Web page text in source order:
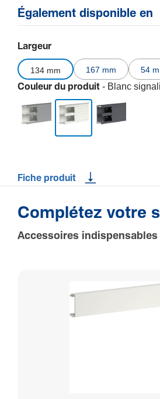
Également disponible en
Largeur
134 mm 167 mm 54
Couleur du produit - Blanc
Fiche produit
Complétez votre
Accessoires indispensables